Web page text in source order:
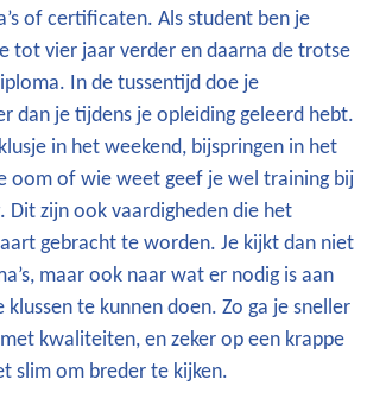
of certificaten. Als student ben je
tot vier jaar verder en daarna de trotse
In de tussentijd doe je
dan je tijdens je opleiding geleerd hebt.
in het weekend, bijspringen in het
oom of wie weet geef je wel training bij
Dit zijn ook vaardigheden die het
gebracht te worden. Je kijkt dan niet
maar ook naar wat er nodig is aan
klussen te kunnen doen. Zo ga je sneller
kwaliteiten, en zeker op een krappe
slim om breder te kijken.